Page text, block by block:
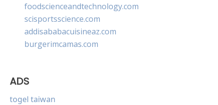
foodscienceandtechnology.com
scisportsscience.com
addisababacuisineaz.com
burgerimcamas.com
ADS
togel taiwan